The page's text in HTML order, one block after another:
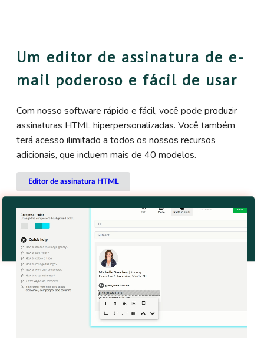
Um editor de assinatura de e-
mail poderoso e fácil de usar
Com nosso software rápido e fácil, você pode produzir
assinaturas HTML hiperpersonalizadas. Você também
terá acesso ilimitado a todos os nossos recursos
adicionais, que incluem mais de 40 modelos.
Editor de assinatura HTML